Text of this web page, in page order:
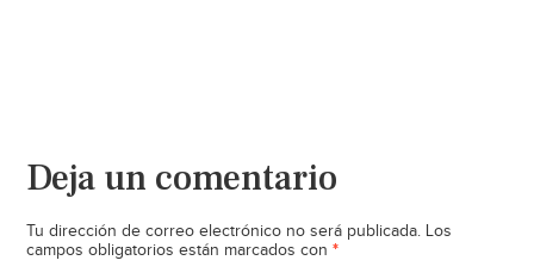
Deja un comentario
Tu dirección de correo electrónico no será publicada. Los
campos obligatorios están marcados con *